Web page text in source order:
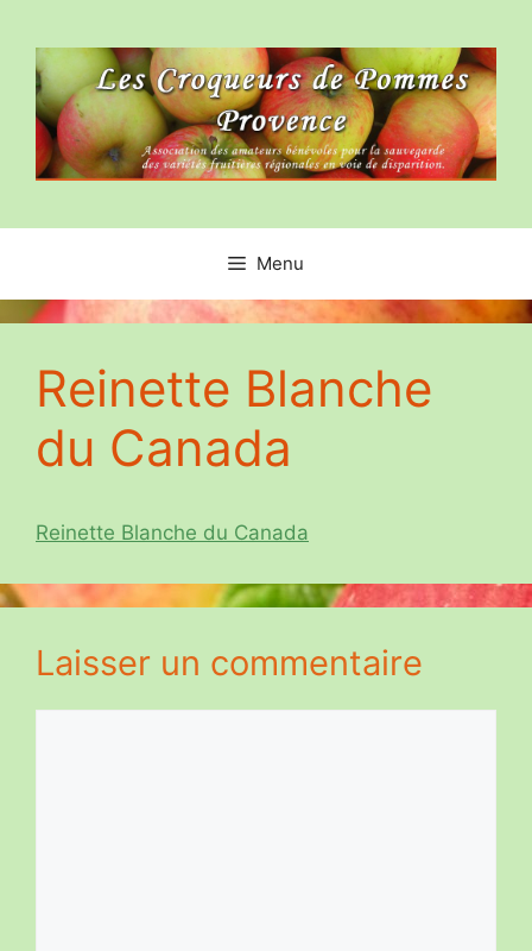
contenu
Menu
Reinette Blanche
du Canada
Reinette Blanche du Canada
Laisser un commentaire